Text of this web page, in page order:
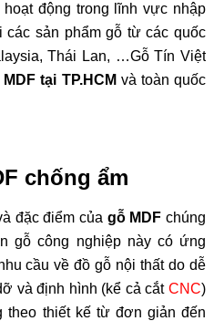
động trong lĩnh vực nhập
các sản phẩm gỗ từ các quốc
Thái Lan, …Gỗ Tín Việt
tại TP.HCM và toàn quốc
chống ẩm
đặc điểm của gỗ MDF chúng
gỗ công nghiệp này có ứng
cầu về đồ gỗ nội thất do dễ
và định hình (kể cả cắtCNC)
theo thiết kế từ đơn giản đến